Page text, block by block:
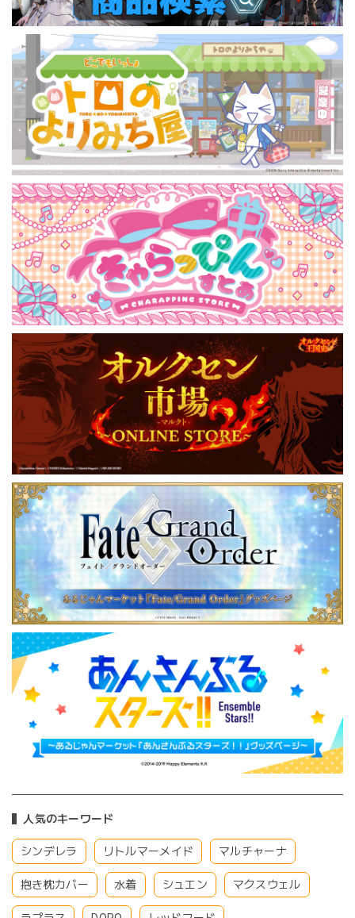
人気のキーワード
シンデレラ リトルマーメイド マルチャーナ
抱き枕カバー 水着 シュエン マクスウェル